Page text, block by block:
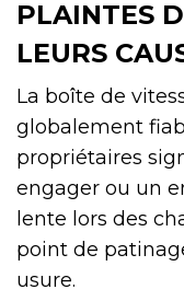
PLAINTES
LEURS
La boîte de
globalement
propriétaires
engager ou un
lente lors des
point de
usure.